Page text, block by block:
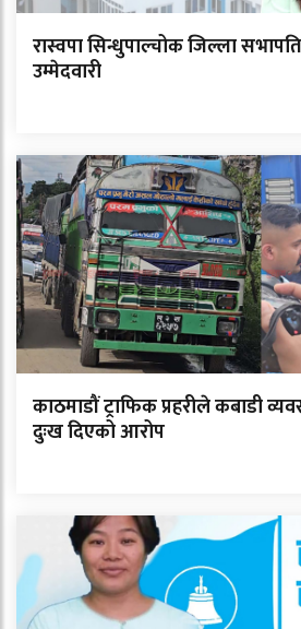
रास्वपा सिन्धुपाल्चोक जिल्ला
उम्मेदवारी
काठमाडौं ट्राफिक प्रहरीले कबाडी
दुःख दिएको आरोप